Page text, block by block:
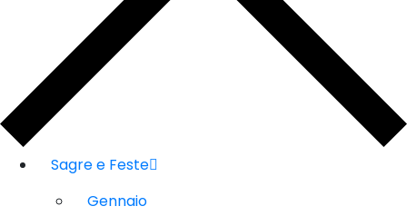
Sagre e Feste
Gennaio